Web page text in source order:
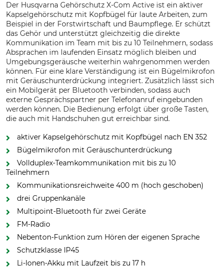
Der Husqvarna Gehörschutz X-Com Active ist ein aktiver
Kapselgehörschutz mit Kopfbügel für laute Arbeiten, zum
Beispiel in der Forstwirtschaft und Baumpflege. Er schützt
das Gehör und unterstützt gleichzeitig die direkte
Kommunikation im Team mit bis zu 10 Teilnehmern, sodass
Absprachen im laufenden Einsatz möglich bleiben und
Umgebungsgeräusche weiterhin wahrgenommen werden
können. Für eine klare Verständigung ist ein Bügelmikrofon
mit Geräuschunterdrückung integriert. Zusätzlich lässt sich
ein Mobilgerät per Bluetooth verbinden, sodass auch
externe Gesprächspartner per Telefonanruf eingebunden
werden können. Die Bedienung erfolgt über große Tasten,
die auch mit Handschuhen gut erreichbar sind.
aktiver Kapselgehörschutz mit Kopfbügel nach EN 352
Bügelmikrofon mit Geräuschunterdrückung
Vollduplex-Teamkommunikation mit bis zu 10
Teilnehmern
Kommunikationsreichweite 400 m (hoch geschoben)
drei Gruppenkanäle
Multipoint-Bluetooth für zwei Geräte
FM-Radio
Nebenton-Funktion zum Hören der eigenen Sprache
Schutzklasse IP45
Li-Ionen-Akku mit Laufzeit bis zu 17 h